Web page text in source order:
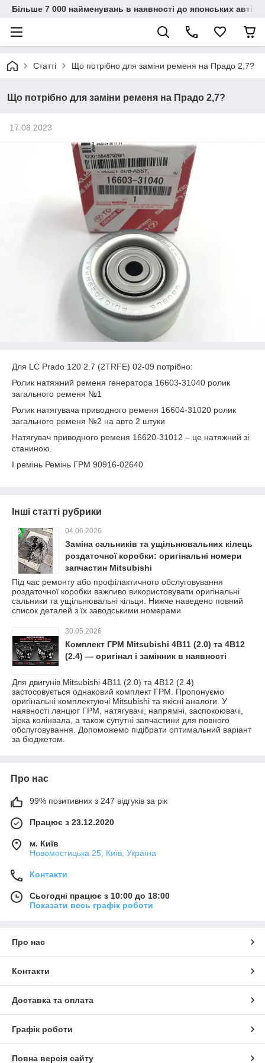
Більше 7 000 найменувань в наявності до японських
Статті Що потрібно для заміни ременя на Прадо 2,7?
Що потрібно для заміни ременя на Прадо 2,7?
17.08.2023
Для LC Prado 120 2.7 (2TRFE) 02-09 потрібно:
Ролик натяжний ременя генератора 16603-31040 ролик
загального ременя №1
Ролик натягувача приводного ременя 16604-31020 ролик
загального ременя №2 на авто 2 штуки
Натягувач приводного ременя 16620-31012 – це натяжний зі
станиною.
І ремінь Ремінь ГРМ 90916-02640
Інші статті рубрики
04.06.2026
Заміна сальників та ущільнювальних кілець
роздаточної коробки: оригінальні номери
запчастин Mitsubishi
Під час ремонту або профілактичного обслуговування
роздаточної коробки важливо використовувати оригінальні
сальники та ущільнювальні кільця. Нижче наведено повний
список деталей з їх заводськими номерами
30.05.2026
Комплект ГРМ Mitsubishi 4B11 (2.0) та 4B12
(2.4) — оригінал і замінник в наявності
Для двигунів Mitsubishi 4B11 (2.0) та 4B12 (2.4)
застосовується однаковий комплект ГРМ. Пропонуємо
оригінальні комплектуючі Mitsubishi та якісні аналоги. У
наявності ланцюг ГРМ, натягувачі, напрямні, заспокоювачі,
зірка колінвала, а також супутні запчастини для повного
обслуговування. Допоможемо підібрати оптимальний варіант
за бюджетом.
Про нас
99% позитивних з 247 відгуків за рік
Працює з 23.12.2020
м. Київ
Новомостицька 25, Київ, Україна
Контакти
Сьогодні працює з 10:00 до 18:00
Показати весь графік роботи
Про нас
Контакти
Доставка та оплата
Графік роботи
Повна версія сайту